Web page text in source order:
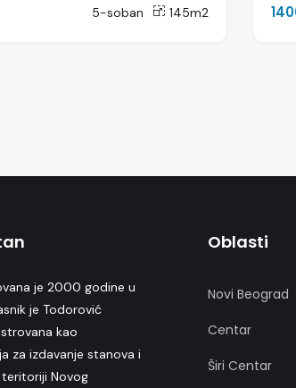
5-soban 145m2
je 2000 godine u
je Todorović
kao
za izdavanje stanova i
Novog
Oblasti
Novi Beograd
Centar
Širi Centar